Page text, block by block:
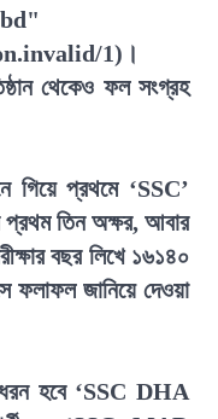
1)।
থেকেও ফল সংগ্রহ
প্রথমে ‘SSC’
প্রথম তিন অক্ষর, আবার
বছর লিখে ১৬১৪০
ফলাফল জানিয়ে দেওয়া
ধরন হবে ‘SSC DHA